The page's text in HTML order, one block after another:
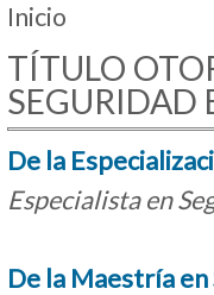
Se encuentra usted aquí
Inicio
TÍTULO
SEGURIDAD
De la
Especialista en
De la Maestría